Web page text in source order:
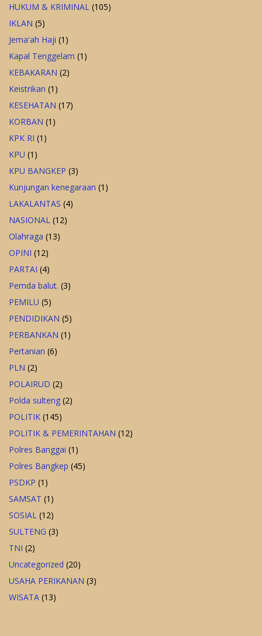
HUKUM & KRIMINAL (105)
IKLAN (5)
Jema'ah Haji (1)
Kapal Tenggelam (1)
KEBAKARAN (2)
Keistrikan (1)
KESEHATAN (17)
KORBAN (1)
KPK RI (1)
KPU (1)
KPU BANGKEP (3)
Kunjungan kenegaraan (1)
LAKALANTAS (4)
NASIONAL (12)
Olahraga (13)
OPINI (12)
PARTAI (4)
Pemda balut. (3)
PEMILU (5)
PENDIDIKAN (5)
PERBANKAN (1)
Pertanian (6)
PLN (2)
POLAIRUD (2)
Polda sulteng (2)
POLITIK (145)
POLITIK & PEMERINTAHAN (12)
Polres Banggai (1)
Polres Bangkep (45)
PSDKP (1)
SAMSAT (1)
SOSIAL (12)
SULTENG (3)
TNI (2)
Uncategorized (20)
USAHA PERIKANAN (3)
WISATA (13)